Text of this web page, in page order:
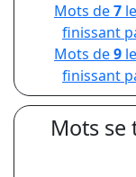
Mots de7
finissant
Mots de9
finissant
Mots